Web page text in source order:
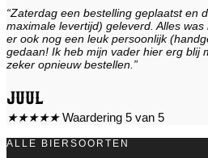
“Zaterdag een bestelling geplaatst en
maximale levertijd) geleverd. Alles
er ook nog een leuk persoonlijk
gedaan! Ik heb mijn vader hier erg blij
zeker opnieuw bestellen.”
Juul
★★★★★ Waardering 5 van 5
ALLE BIERSOORTEN